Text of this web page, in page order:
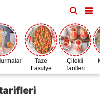
Taze
Fasulye
Zamanı
Çilekli
Tarifleri